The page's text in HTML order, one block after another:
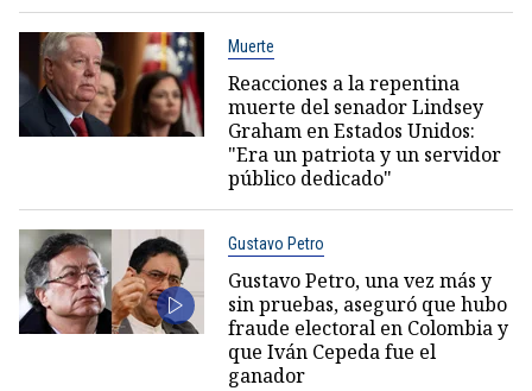
Muerte
Reacciones a la repentina
muerte del senador Lindsey
Graham en Estados Unidos:
"Era un patriota y un servidor
público dedicado"
Gustavo Petro
Gustavo Petro, una vez más y
sin pruebas, aseguró que hubo
fraude electoral en Colombia y
que Iván Cepeda fue el
ganador